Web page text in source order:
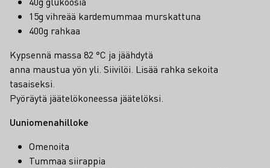
15g vihreää kardemummaa murskattuna
400g rahkaa
Kypsennä massa 82 °C ja jäähdytä
anna maustua yön yli. Siivilöi. Lisää rahka sekoita
tasaiseksi.
Pyöräytä jäätelökoneessa jäätelöksi.
Uuniomenahilloke
Omenoita
Tummaa siirappia